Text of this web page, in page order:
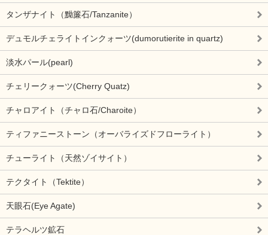
タンザナイト（黝簾石/Tanzanite）
デュモルチェライトインクォーツ(dumorutierite in quartz)
淡水パール(pearl)
チェリークォーツ(Cherry Quatz)
チャロアイト（チャロ石/Charoite）
ティファニーストーン（オーバライズドフローライト）
チューライト（天然ゾイサイト）
テクタイト（Tektite）
天眼石(Eye Agate)
テラヘルツ鉱石